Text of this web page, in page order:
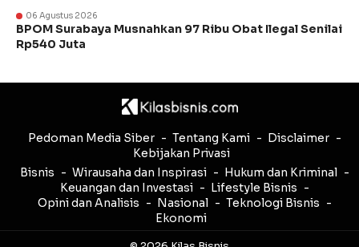
06 Agustus 2026
BPOM Surabaya Musnahkan 97 Ribu Obat Ilegal Senilai
Rp540 Juta
Pedoman Media Siber Tentang Kami
Disclaimer
Kebijakan Privasi
Bisnis
Wirausaha dan Inspirasi
Hukum dan Kriminal
Keuangan dan Investasi
Lifestyle Bisnis
Opini dan Analisis
Nasional
Teknologi Bisnis
Ekonomi